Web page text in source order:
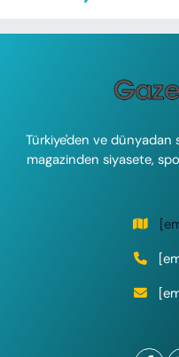
Türkiye'den ve dünyadan
magazinden siyasete,